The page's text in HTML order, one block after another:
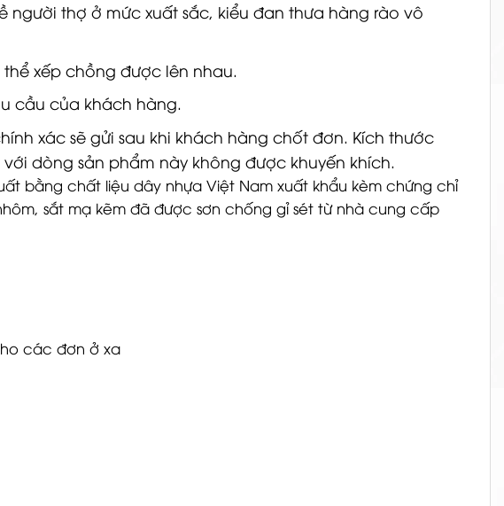
thợ ở mức xuất sắc, kiểu đan thưa hàng rào vô
xếp chồng được lên nhau.
cầu của khách hàng.
xác sẽ gửi sau khi khách hàng chốt đơn. Kích thước
dòng sản phẩm này không được khuyến khích.
bằng chất liệu dây nhựa Việt Nam xuất khẩu kèm chứng chỉ
sắt mạ kẽm đã được sơn chống gỉ sét từ nhà cung cấp
các đơn ở xa